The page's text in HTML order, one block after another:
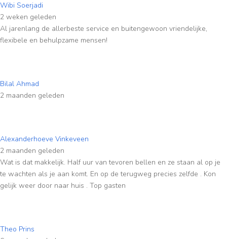
Wibi Soerjadi
2 weken geleden
Al jarenlang de allerbeste service en buitengewoon vriendelijke,
flexibele en behulpzame mensen!
Bilal Ahmad
2 maanden geleden
Alexanderhoeve Vinkeveen
2 maanden geleden
Wat is dat makkelijk. Half uur van tevoren bellen en ze staan al op je
te wachten als je aan komt. En op de terugweg precies zelfde . Kon
gelijk weer door naar huis . Top gasten
Theo Prins